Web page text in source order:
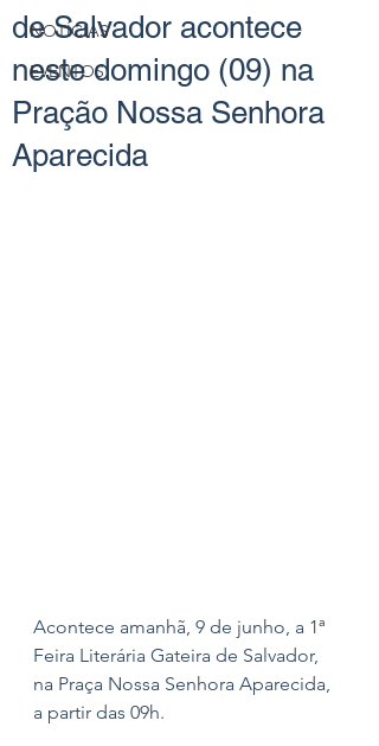
NOTÍCIAS
EVENTOS
de Salvador acontece
neste domingo (09) na
Pração Nossa Senhora
Aparecida
Acontece amanhã, 9 de junho, a 1ª
Feira Literária Gateira de Salvador,
na Praça Nossa Senhora Aparecida,
a partir das 09h.